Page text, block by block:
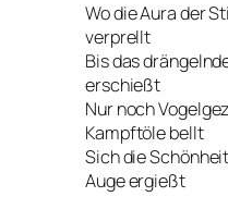
Wo die Aura der
verprellt
Bis das
erschießt
Nur noch
Kampftöle bellt
Sich die
Auge ergießt